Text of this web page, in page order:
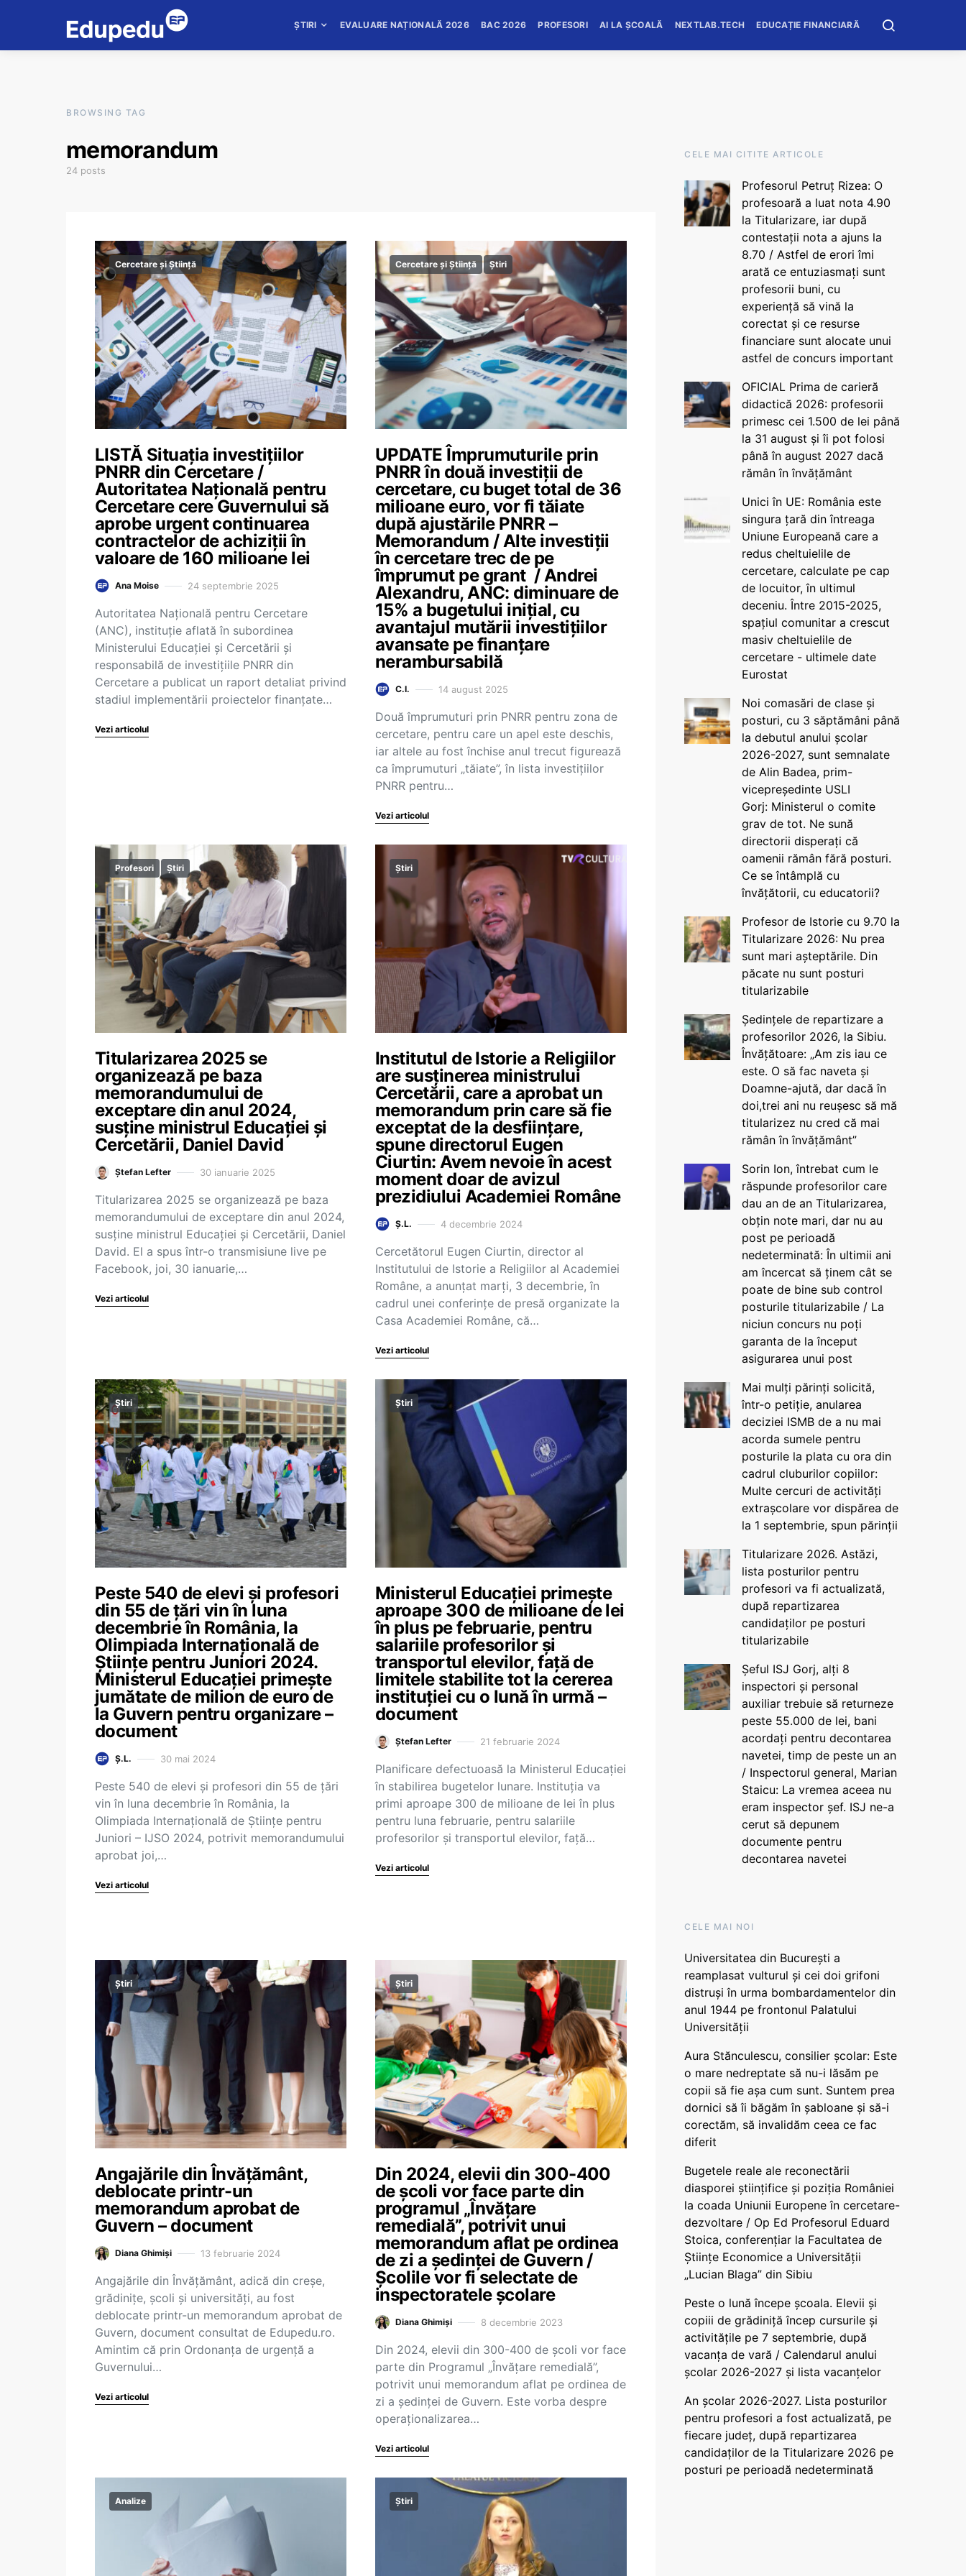
ȘTIRI EVALUARE NAȚIONALĂ 2026 BAC 2026 PROFESORI AI LA ȘCOALĂ NEXTLAB.TECH EDUCAȚIE FINANCIARĂ
BROWSING TAG
memorandum
24 posts
Cercetare și Știință
LISTĂ Situația investițiilor
PNRR din Cercetare /
Autoritatea Națională pentru
Cercetare cere Guvernului să
aprobe urgent continuarea
contractelor de achiziții în
valoare de 160 milioane lei
Ana Moise 24 septembrie 2025
Autoritatea Națională pentru Cercetare
(ANC), instituție aflată în subordinea
Ministerului Educației și Cercetării și
responsabilă de investițiile PNRR din
Cercetare a publicat un raport detaliat privind
stadiul implementării proiectelor finanțate…
Vezi articolul
Cercetare și Știință Știri
UPDATE Împrumuturile prin
PNRR în două investiții de
cercetare, cu buget total de 36
milioane euro, vor fi tăiate
după ajustările PNRR –
Memorandum / Alte investiții
în cercetare trec de pe
împrumut pe grant / Andrei
Alexandru, ANC: diminuare de
15% a bugetului inițial, cu
avantajul mutării investițiilor
avansate pe finanțare
nerambursabilă
C.I. 14 august 2025
Două împrumuturi prin PNRR pentru zona de
cercetare, pentru care un apel este deschis,
iar altele au fost închise anul trecut figurează
ca împrumuturi „tăiate”, în lista investițiilor
PNRR pentru…
Vezi articolul
Profesori Știri
Titularizarea 2025 se
organizează pe baza
memorandumului de
exceptare din anul 2024,
susține ministrul Educației și
Cercetării, Daniel David
Ștefan Lefter 30 ianuarie 2025
Titularizarea 2025 se organizează pe baza
memorandumului de exceptare din anul 2024,
susține ministrul Educației și Cercetării, Daniel
David. El a spus într-o transmisiune live pe
Facebook, joi, 30 ianuarie,…
Vezi articolul
Știri
Institutul de Istorie a Religiilor
are susținerea ministrului
Cercetării, care a aprobat un
memorandum prin care să fie
exceptat de la desființare,
spune directorul Eugen
Ciurtin: Avem nevoie în acest
moment doar de avizul
prezidiului Academiei Române
Ș.L. 4 decembrie 2024
Cercetătorul Eugen Ciurtin, director al
Institutului de Istorie a Religiilor al Academiei
Române, a anunțat marți, 3 decembrie, în
cadrul unei conferințe de presă organizate la
Casa Academiei Române, că…
Vezi articolul
Știri
Peste 540 de elevi și profesori
din 55 de țări vin în luna
decembrie în România, la
Olimpiada Internațională de
Științe pentru Juniori 2024.
Ministerul Educației primește
jumătate de milion de euro de
la Guvern pentru organizare –
document
Ș.L. 30 mai 2024
Peste 540 de elevi și profesori din 55 de țări
vin în luna decembrie în România, la
Olimpiada Internațională de Științe pentru
Juniori – IJSO 2024, potrivit memorandumului
aprobat joi,…
Vezi articolul
Știri
Ministerul Educației primește
aproape 300 de milioane de lei
în plus pe februarie, pentru
salariile profesorilor și
transportul elevilor, față de
limitele stabilite tot la cererea
instituției cu o lună în urmă –
document
Ștefan Lefter 21 februarie 2024
Planificare defectuoasă la Ministerul Educației
în stabilirea bugetelor lunare. Instituția va
primi aproape 300 de milioane de lei în plus
pentru luna februarie, pentru salariile
profesorilor și transportul elevilor, față…
Vezi articolul
Știri
Angajările din Învățământ,
deblocate printr-un
memorandum aprobat de
Guvern – document
Diana Ghimiși 13 februarie 2024
Angajările din Învățământ, adică din creșe,
grădinițe, școli și universități, au fost
deblocate printr-un memorandum aprobat de
Guvern, document consultat de Edupedu.ro.
Amintim că prin Ordonanța de urgenţă a
Guvernului…
Vezi articolul
Știri
Din 2024, elevii din 300-400
de școli vor face parte din
programul „Învățare
remedială”, potrivit unui
memorandum aflat pe ordinea
de zi a ședinței de Guvern /
Școlile vor fi selectate de
inspectoratele școlare
Diana Ghimiși 8 decembrie 2023
Din 2024, elevii din 300-400 de școli vor face
parte din Programul „Învățare remedială”,
potrivit unui memorandum aflat pe ordinea de
zi a ședinței de Guvern. Este vorba despre
operaționalizarea…
Vezi articolul
Analize Știri
CELE MAI CITITE ARTICOLE
Profesorul Petruț Rizea: O
profesoară a luat nota 4.90
la Titularizare, iar după
contestații nota a ajuns la
8.70 / Astfel de erori îmi
arată ce entuziasmați sunt
profesorii buni, cu
experiență să vină la
corectat și ce resurse
financiare sunt alocate unui
astfel de concurs important
OFICIAL Prima de carieră
didactică 2026: profesorii
primesc cei 1.500 de lei până
la 31 august și îi pot folosi
până în august 2027 dacă
rămân în învățământ
Unici în UE: România este
singura țară din întreaga
Uniune Europeană care a
redus cheltuielile de
cercetare, calculate pe cap
de locuitor, în ultimul
deceniu. Între 2015-2025,
spațiul comunitar a crescut
masiv cheltuielile de
cercetare - ultimele date
Eurostat
Noi comasări de clase și
posturi, cu 3 săptămâni până
la debutul anului școlar
2026-2027, sunt semnalate
de Alin Badea, prim-
vicepreședinte USLI
Gorj: Ministerul o comite
grav de tot. Ne sună
directorii disperați că
oamenii rămân fără posturi.
Ce se întâmplă cu
învățătorii, cu educatorii?
Profesor de Istorie cu 9.70 la
Titularizare 2026: Nu prea
sunt mari așteptările. Din
păcate nu sunt posturi
titularizabile
Ședințele de repartizare a
profesorilor 2026, la Sibiu.
Învățătoare: „Am zis iau ce
este. O să fac naveta și
Doamne-ajută, dar dacă în
doi,trei ani nu reușesc să mă
titularizez nu cred că mai
rămân în învățământ”
Sorin Ion, întrebat cum le
răspunde profesorilor care
dau an de an Titularizarea,
obțin note mari, dar nu au
post pe perioadă
nedeterminată: În ultimii ani
am încercat să ținem cât se
poate de bine sub control
posturile titularizabile / La
niciun concurs nu poți
garanta de la început
asigurarea unui post
Mai mulți părinți solicită,
într-o petiție, anularea
deciziei ISMB de a nu mai
acorda sumele pentru
posturile la plata cu ora din
cadrul cluburilor copiilor:
Multe cercuri de activități
extrașcolare vor dispărea de
la 1 septembrie, spun părinții
Titularizare 2026. Astăzi,
lista posturilor pentru
profesori va fi actualizată,
după repartizarea
candidaților pe posturi
titularizabile
Șeful ISJ Gorj, alți 8
inspectori și personal
auxiliar trebuie să returneze
peste 55.000 de lei, bani
acordați pentru decontarea
navetei, timp de peste un an
/ Inspectorul general, Marian
Staicu: La vremea aceea nu
eram inspector șef. ISJ ne-a
cerut să depunem
documente pentru
decontarea navetei
CELE MAI NOI
Universitatea din București a
reamplasat vulturul și cei doi grifoni
distruși în urma bombardamentelor din
anul 1944 pe frontonul Palatului
Universității
Aura Stănculescu, consilier școlar: Este
o mare nedreptate să nu-i lăsăm pe
copii să fie așa cum sunt. Suntem prea
dornici să îi băgăm în șabloane și să-i
corectăm, să invalidăm ceea ce fac
diferit
Bugetele reale ale reconectării
diasporei științifice și poziția României
la coada Uniunii Europene în cercetare-
dezvoltare / Op Ed Profesorul Eduard
Stoica, conferențiar la Facultatea de
Științe Economice a Universității
„Lucian Blaga” din Sibiu
Peste o lună începe școala. Elevii și
copiii de grădiniță încep cursurile și
activitățile pe 7 septembrie, după
vacanța de vară / Calendarul anului
școlar 2026-2027 și lista vacanțelor
An școlar 2026-2027. Lista posturilor
pentru profesori a fost actualizată, pe
fiecare județ, după repartizarea
candidaților de la Titularizare 2026 pe
posturi pe perioadă nedeterminată